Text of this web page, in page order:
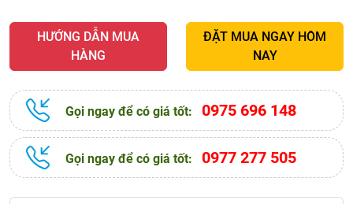
HƯỚNG DẪN MUA
HÀNG
ĐẶT MUA NGAY HÔM
NAY
Gọi ngay để có giá tốt: 0975 696 148
Gọi ngay để có giá tốt: 0977 277 505